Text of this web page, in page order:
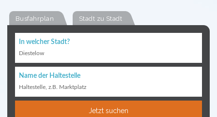
Busfahrplan Stadt zu Stadt
In welcher Stadt?
Diestelow
Name der Haltestelle
Haltestelle, z.B. Marktplatz
Jetzt suchen